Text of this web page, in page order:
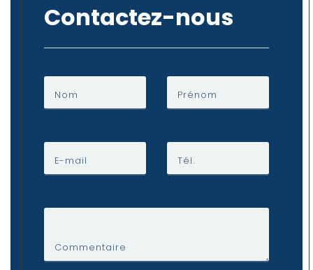
Contactez-nous
Nom Prénom
E-mail Tél.
Commentaire